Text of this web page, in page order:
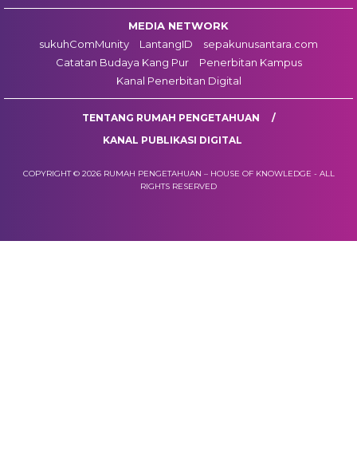
MEDIA NETWORK
sukuhComMunity
LantangID
sepakunusantara.com
Catatan Budaya Kang Pur
Penerbitan Kampus
Kanal Penerbitan Digital
TENTANG RUMAH PENGETAHUAN
KANAL PUBLIKASI DIGITAL
COPYRIGHT © 2026 RUMAH PENGETAHUAN – HOUSE OF KNOWLEDGE - ALL
RIGHTS RESERVED